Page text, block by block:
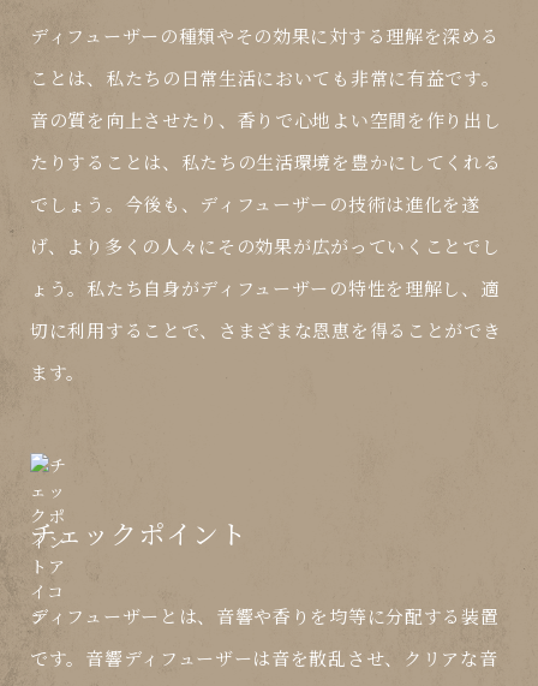
ディフューザーの種類やその効果に対する理解を深める
ことは、私たちの日常生活においても非常に有益です。
音の質を向上させたり、香りで心地よい空間を作り出し
たりすることは、私たちの生活環境を豊かにしてくれる
でしょう。今後も、ディフューザーの技術は進化を遂
げ、より多くの人々にその効果が広がっていくことでし
ょう。私たち自身がディフューザーの特性を理解し、適
切に利用することで、さまざまな恩恵を得ることができ
ます。
チェックポイント
ディフューザーとは、音響や香りを均等に分配する装置
です。音響ディフューザーは音を散乱させ、クリアな音